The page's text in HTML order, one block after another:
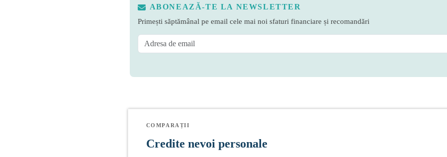
ABONEAZĂ-TE LA NEWSLETTER
Primești săptămânal pe email cele mai noi sfaturi financiare și recomandări
COMPARAȚII
Credite nevoi personale